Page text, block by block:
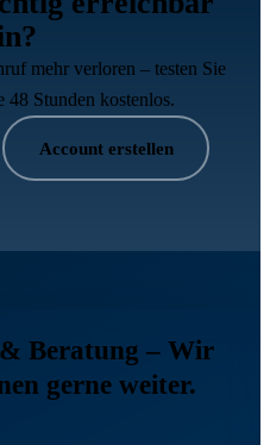
mehr verloren – testen Sie
48 Stunden kostenlos.
Account erstellen
Beratung – Wir
gerne weiter.